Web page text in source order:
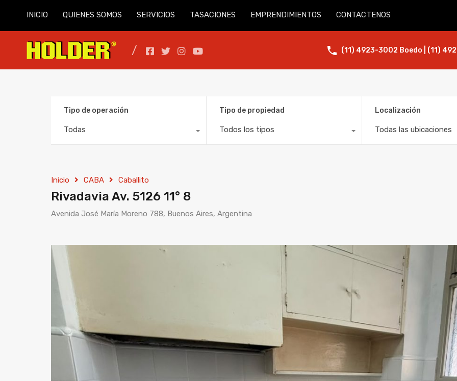
INICIO QUIENES SOMOS SERVICIOS TASACIONES EMPRENDIMIENTOS CONTACTENOS
(11) 4923-3002 Boedo | (11)
Tipo de operación
Todas
Tipo de propiedad
Todos los tipos
Localización
Todas las ubicaciones
Inicio CABA Caballito
Rivadavia Av. 5126 11° 8
Avenida José María Moreno 788, Buenos Aires, Argentina